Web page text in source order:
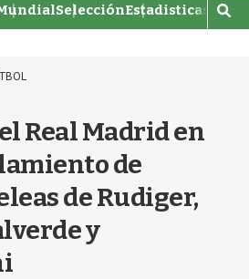
SelecciónEstadisticas
M
o
Real Madrid en
de
de Rudiger,
y